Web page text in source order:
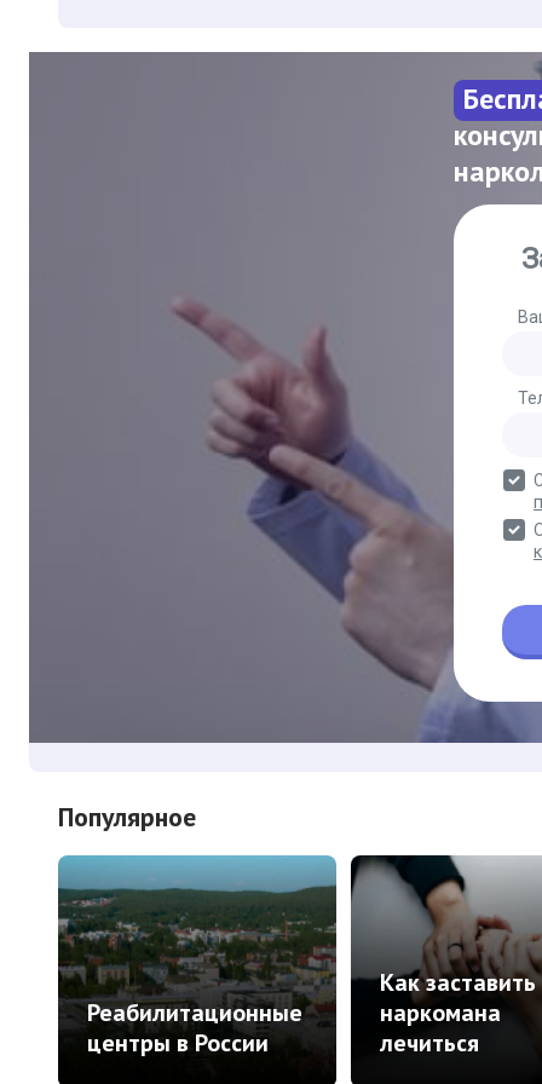
Популярное
Реабилитационные
центры в России
Как заставить
наркомана
лечиться